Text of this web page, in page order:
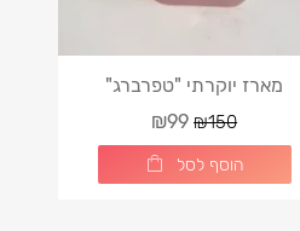
מארז יוקרתי "טפרברג"
₪150
₪99
הוסף לסל